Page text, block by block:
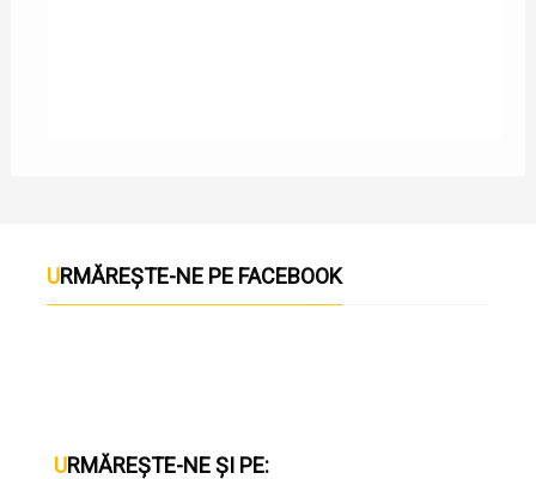
URMĂREȘTE-NE PE FACEBOOK
URMĂREȘTE-NE ȘI PE: